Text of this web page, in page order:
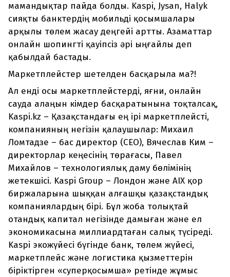
мамандықтар пайда болды. Kaspi, Jysan, Halyk
сияқты банктердің мобильді қосымшалары
арқылы төлем жасау деңгейі артты. Азаматтар
онлайн шопингті қауіпсіз әрі ыңғайлы деп
қабылдай бастады.
Маркетплейстер шетелден басқарыла ма?!
Ал енді осы маркетплейстерді, яғни, онлайн
сауда алаңын кімдер басқаратынына тоқталсақ,
Kaspi.kz – Қазақстандағы ең ірі маркетплейсті,
компанияның негізін қалаушылар: Михаил
Ломтадзе – бас директор (CEO), Вячеслав Ким –
директорлар кеңесінің төрағасы, Павел
Михайлов – технологиялық даму бөлімінің
жетекшісі. Kaspi Group – Лондон және AIX қор
биржаларына шыққан алғашқы қазақстандық
компаниялардың бірі. Бұл жоба толықтай
отандық капитал негізінде дамыған және ел
экономикасына миллиардтаған салық түсіреді.
Kaspi экожүйесі бүгінде банк, төлем жүйесі,
маркетплейс және логистика қызметтерін
біріктірген «суперқосымша» ретінде жұмыс